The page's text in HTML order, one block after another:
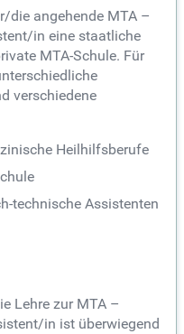
die angehende MTA –
in eine staatliche
MTA-Schule. Für
verschiedene
Heilhilfsberufe
technische Assistenten
Lehre zur MTA –
in ist überwiegend